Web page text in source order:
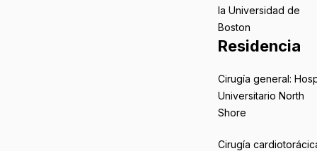
la Universidad de
Boston
Residencia
Cirugía general:
Universitario North
Shore
Cirugía